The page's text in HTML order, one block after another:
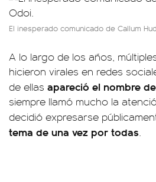
El inesperado comunicado de Callum
A lo largo de los años,
hicieron virales en redes
de ellas apareció el nombre
siempre llamó mucho la
decidió expresarse
tema de una vez por todas.